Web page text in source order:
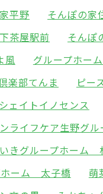
平野 そんぽの家
茶屋駅前 そんぽ
風 グループホー
楽部てんま ピー
ェイトイノセンス
ライフケア生野グル
きグループホーム
ホーム 太子橋 萌